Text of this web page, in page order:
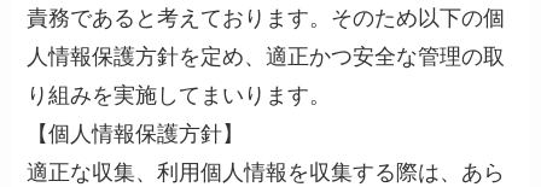
責務であると考えております。そのため以下の個
人情報保護方針を定め、適正かつ安全な管理の取
り組みを実施してまいります。
【個人情報保護方針】
適正な収集、利用個人情報を収集する際は、あら